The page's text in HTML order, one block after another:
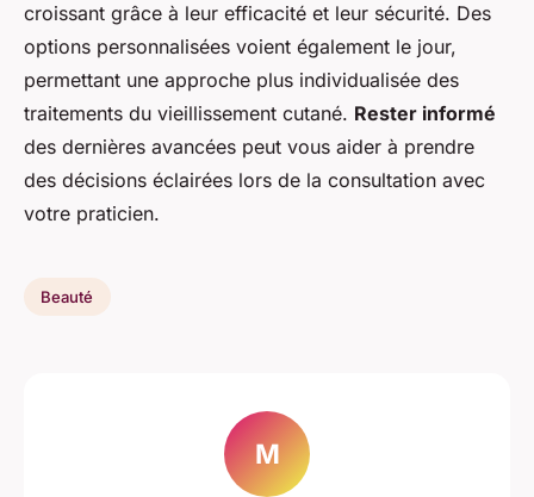
croissant grâce à leur efficacité et leur sécurité. Des
options personnalisées voient également le jour,
permettant une approche plus individualisée des
traitements du vieillissement cutané. Rester informé
des dernières avancées peut vous aider à prendre
des décisions éclairées lors de la consultation avec
votre praticien.
Beauté
M